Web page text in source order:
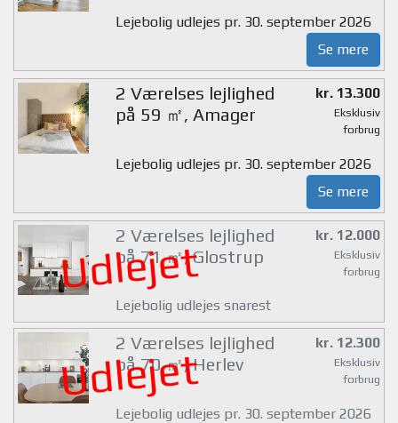
Lejebolig udlejes pr. 30. september 2026
Se mere
2 Værelses lejlighed
på 59 ㎡, Amager
kr. 13.300
Eksklusiv
forbrug
Lejebolig udlejes pr. 30. september 2026
Se mere
Udlejet
2 Værelses lejlighed
på 71 ㎡, Glostrup
kr. 12.000
Eksklusiv
forbrug
Lejebolig udlejes snarest
Udlejet
2 Værelses lejlighed
på 70 ㎡, Herlev
kr. 12.300
Eksklusiv
forbrug
Lejebolig udlejes pr. 30. september 2026